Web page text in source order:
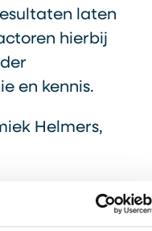
laten
hierbij
en kennis.
Helmers,
tijdspad: